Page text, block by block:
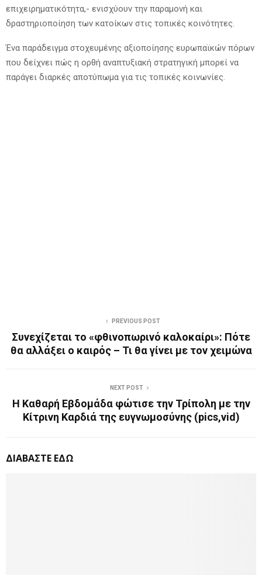
επιχειρηματικότητα,- ενισχύουν την παραμονή και
δραστηριοποίηση των κατοίκων στις τοπικές κοινότητες.
Ένα παράδειγμα στοχευμένης αξιοποίησης ευρωπαϊκών πόρων
που δείχνει πώς η ορθή αναπτυξιακή στρατηγική μπορεί να
παράγει διαρκές αποτύπωμα για τις τοπικές κοινωνίες.
PREVIOUS POST
Συνεχίζεται το «φθινοπωρινό καλοκαίρι»: Πότε
θα αλλάξει ο καιρός – Τι θα γίνει με τον χειμώνα
NEXT POST
Η Καθαρή Εβδομάδα φώτισε την Τρίπολη με την
Κίτρινη Καρδιά της ευγνωμοσύνης (pics,vid)
ΔΙΑΒΑΣΤΕ ΕΔΩ